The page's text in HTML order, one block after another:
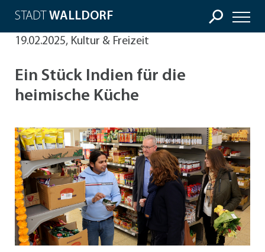
STADT WALLDORF
19.02.2025, Kultur & Freizeit
Ein Stück Indien für die
heimische Küche